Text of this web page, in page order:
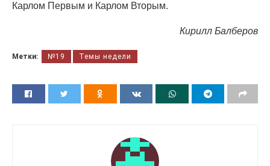
Карлом Первым и Карлом Вторым.
Кирилл Балберов
Метки: №19 Темы недели